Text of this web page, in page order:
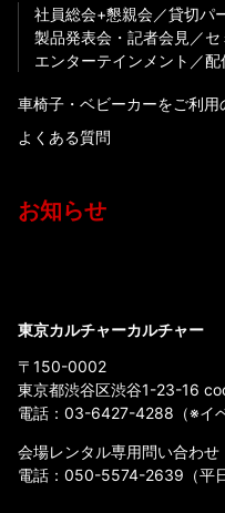
社員総会+懇親会
貸切パ
製品発表会・記者会見
セ
エンターテインメント
配
車椅子・ベビーカーをご利用
よくある質問
お知らせ
東京カルチャーカルチャー
〒150-0002
東京都渋谷区渋谷1-23-16
電話： 03-6427-4288 （※イ
会場レンタル専用問い合わせ
電話： 050-5574-2639 （